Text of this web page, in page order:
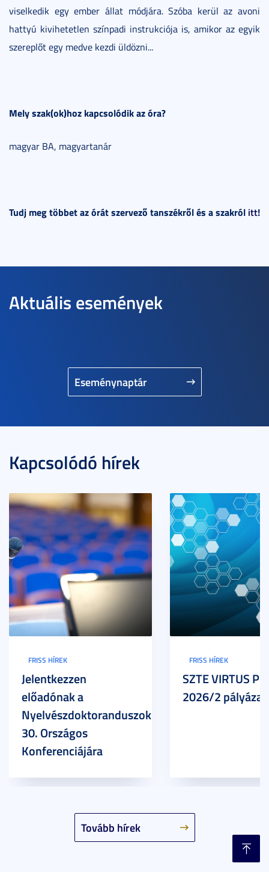
viselkedik egy ember állat módjára. Szóba kerül az avoni
hattyú kivihetetlen színpadi instrukciója is, amikor az egyik
szereplőt egy medve kezdi üldözni...
Mely szak(ok)hoz kapcsolódik az óra?
magyar BA, magyartanár
Tudj meg többet az órát szervező tanszékről és a szakról itt!
Aktuális események
Eseménynaptár
Kapcsolódó hírek
Tovább hírek
FRISS HÍREK
Jelentkezzen
előadónak a
Nyelvészdoktoranduszok
30. Országos
Konferenciájára
FRISS HÍREK
SZTE VIRTUS
2026/2